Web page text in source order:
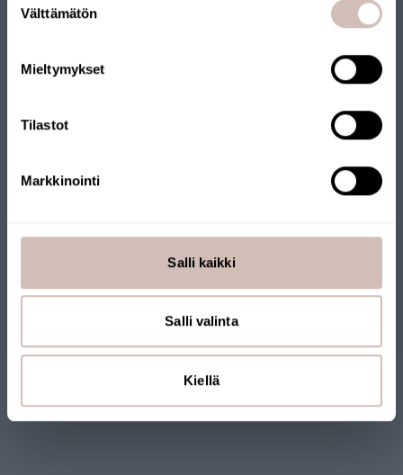
valinta
Välttämätön
Mieltymykset
Tilastot
Markkinointi
Salli kaikki
Salli valinta
Kiellä
Filer
Leveransland